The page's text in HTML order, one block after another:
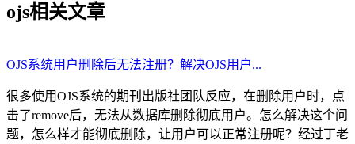
ojs相关文章
OJS系统用户删除后无法注册？解决OJS用户...
很多使用OJS系统的期刊出版社团队反应，在删除用户时，点
击了remove后，无法从数据库删除彻底用户。怎么解决这个问
题，怎么样才能彻底删除，让用户可以正常注册呢？经过丁老